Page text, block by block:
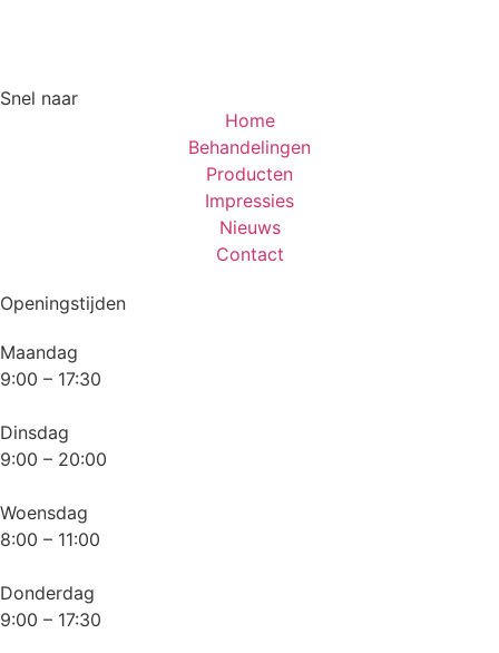
Snel naar
Home
Behandelingen
Producten
Impressies
Nieuws
Contact
Openingstijden
Maandag
9:00 – 17:30
Dinsdag
9:00 – 20:00
Woensdag
8:00 – 11:00
Donderdag
9:00 – 17:30